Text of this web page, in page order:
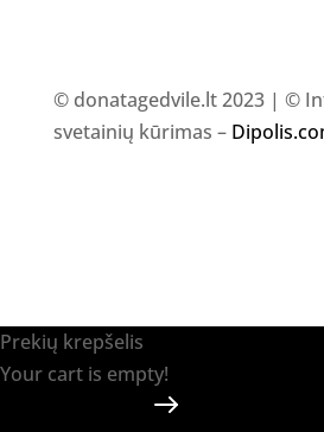
© donatagedvile.lt 2023 | ©
svetainių kūrimas –
Prekių krepšelis
Your cart is empty!